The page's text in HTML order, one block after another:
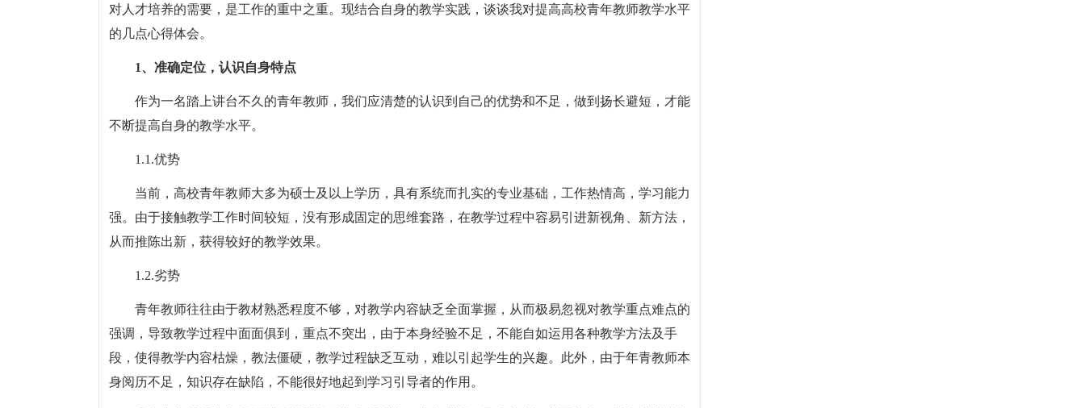
对人才培养的需要，是工作的重中之重。现结合自身的教学实践，谈谈我对提高高校青年教师教学水平
的几点心得体会。
1、准确定位，认识自身特点
作为一名踏上讲台不久的青年教师，我们应清楚的认识到自己的优势和不足，做到扬长避短，才能
不断提高自身的教学水平。
1.1.优势
当前，高校青年教师大多为硕士及以上学历，具有系统而扎实的专业基础，工作热情高，学习能力
强。由于接触教学工作时间较短，没有形成固定的思维套路，在教学过程中容易引进新视角、新方法，
从而推陈出新，获得较好的教学效果。
1.2.劣势
青年教师往往由于教材熟悉程度不够，对教学内容缺乏全面掌握，从而极易忽视对教学重点难点的
强调，导致教学过程中面面俱到，重点不突出，由于本身经验不足，不能自如运用各种教学方法及手
段，使得教学内容枯燥，教法僵硬，教学过程缺乏互动，难以引起学生的兴趣。此外，由于年青教师本
身阅历不足，知识存在缺陷，不能很好地起到学习引导者的作用。